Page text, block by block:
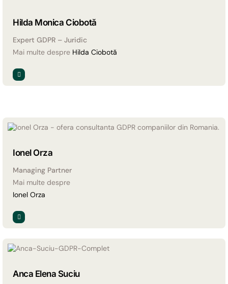
Hilda Monica Ciobotă
Expert GDPR – Juridic
Mai multe despre Hilda Ciobotă
Ionel Orza
Managing Partner
Mai multe despre
Ionel Orza
Anca Elena Suciu